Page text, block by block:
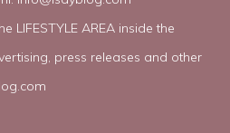
LIFESTYLE AREA inside the
press releases and other